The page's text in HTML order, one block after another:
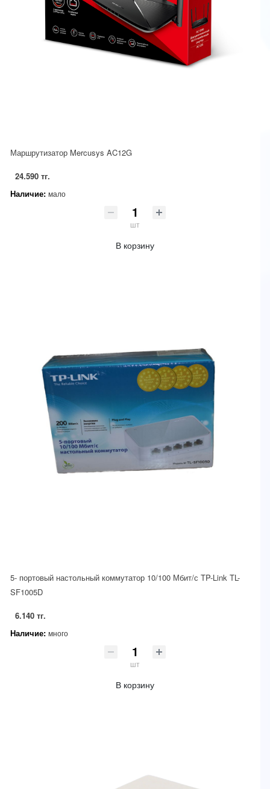
Маршрутизатор Mercusys AC12G
24.590 тг.
Наличие: мало
шт
В корзину
5- портовый настольный коммутатор 10/100 Мбит/с TP-Link TL-
SF1005D
6.140 тг.
Наличие: много
шт
В корзину